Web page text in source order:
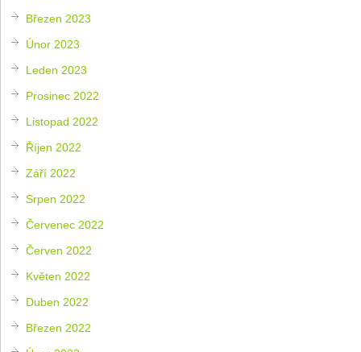
Březen 2023
Únor 2023
Leden 2023
Prosinec 2022
Listopad 2022
Říjen 2022
Září 2022
Srpen 2022
Červenec 2022
Červen 2022
Květen 2022
Duben 2022
Březen 2022